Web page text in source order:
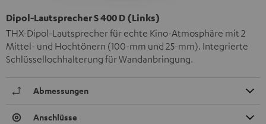
Dipol-Lautsprecher S 400 D (Links)
THX-Dipol-Lautsprecher für echte Kino-Atmosphäre mit 2
Mittel- und Hochtönern (100-mm und 25-mm). Integrierte
Schlüssellochhalterung für Wandanbringung.
Abmessungen
Anschlüsse